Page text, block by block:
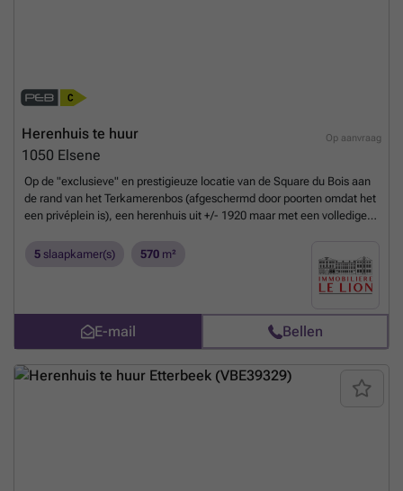
Op aanvraag
Herenhuis te huur
1050 Elsene
Op de "exclusieve" en prestigieuze locatie van de Square du Bois aan
de rand van het Terkamerenbos (afgeschermd door poorten omdat het
een privéplein is), een herenhuis uit +/- 1920 maar met een volledige
Gebouwde oppervlakte +/- 793 m2 inclusief terras, gelegen op een
Meer weten?
5 slaapkamer(s) 570 m²
E-mail Bellen